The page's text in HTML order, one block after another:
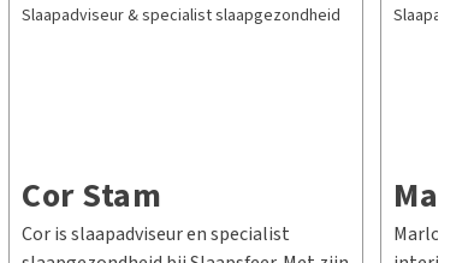
Slaapadviseur & specialist slaapgezondheid
Cor Stam
Cor is slaapadviseur en specialist
Marlon